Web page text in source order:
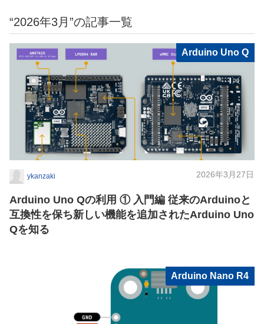
“2026年3月”の記事一覧
Arduino Uno Q
ykanzaki 2026年3月27日
Arduino Uno Qの利用 ① 入門編 従来のArduinoと
互換性を保ち新しい機能を追加されたArduino Uno
Qを知る
Arduino Nano R4